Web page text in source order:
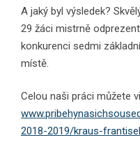
A jaký byl výsledek?
29 žáci mistrně
konkurenci sedmi
místě.
Celou naši práci můžete
2018-2019/kraus-